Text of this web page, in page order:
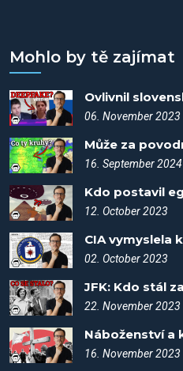
Mohlo by tě zajímat
06. November 2023
16. September 2024
12. October 2023
02. October 2023
22. November 2023
16. November 2023